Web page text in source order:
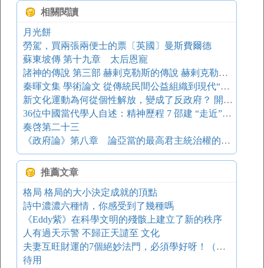
相關閱讀
月光餅
勞駕，買兩張兩便士的票〔英國〕曼斯費爾德
蘇東坡傳 第十九章 太后恩寵
諸神的傳說 第三部 赫剌克勒斯的傳說 赫剌克勒斯和得伊阿尼拉
秦暉文集 學術論文 從傳統民間公益組織到現代“第三部門”——中西公益事業史比較的若干問題
新文化運動為何從個性解放，變成了反政府？ 開卷八分鐘
36位中國當代學人自述：精神歷程 7 邵建 “走近”胡適先生
奏啓第二十三
《政府論》第八章 論亞當的最高君主統治權的轉移
推薦文章
格局 格局的大小決定成就的頂點
詩中濃濃六種情，你感受到了幾種嗎
《Eddy紫》在科學文明的殘骸上建立了新的秩序
人有過天示警 不歸正天譴至 文化
夫妻互旺財運的7個絕妙法門，必須學好呀！（圖）
待用